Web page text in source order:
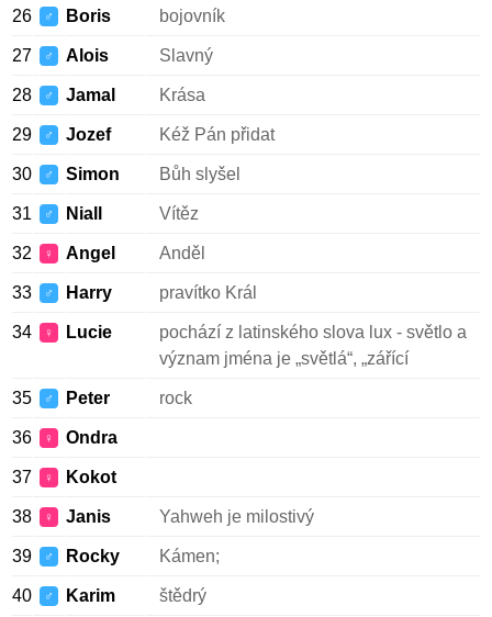
26 ♂ Boris bojovník
27 ♂ Alois Slavný
28 ♂ Jamal Krása
29 ♂ Jozef Kéž Pán přidat
30 ♂ Simon Bůh slyšel
31 ♂ Niall Vítěz
32 ♀ Angel Anděl
33 ♂ Harry pravítko Král
34 ♀ Lucie
pochází z latinského slova lux - světlo a
význam jména je „světlá“, „zářící
35 ♂ Peter rock
36 ♀ Ondra
37 ♀ Kokot
38 ♀ Janis Yahweh je milostivý
39 ♂ Rocky Kámen;
40 ♂ Karim štědrý